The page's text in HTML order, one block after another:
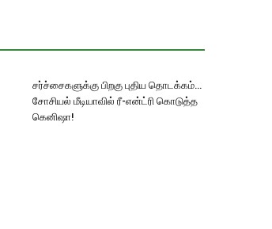
சர்ச்சைகளுக்கு பிறகு புதிய தொடக்கம்…
சோசியல் மீடியாவில் ரீ-என்ட்ரி கொடுத்த
கெனிஷா!